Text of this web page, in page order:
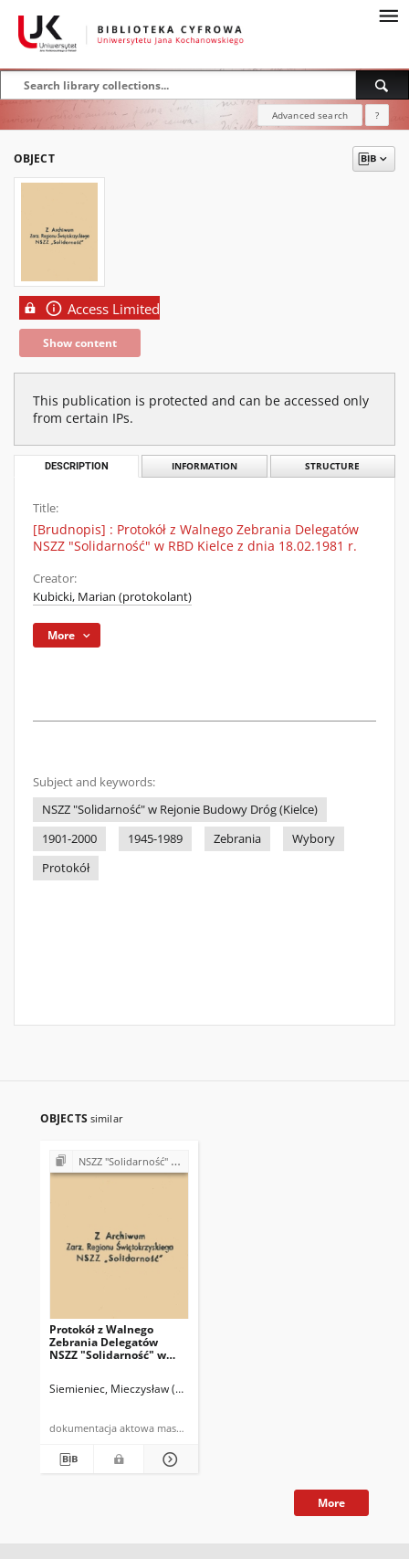
Advanced search ?
OBJECT
Access Limited
Show content
This publication is protected and can be accessed only
from certain IPs.
DESCRIPTION INFORMATION STRUCTURE
Title:
[Brudnopis] : Protokół z Walnego Zebrania Delegatów
NSZZ "Solidarność" w RBD Kielce z dnia 18.02.1981 r.
Creator:
Kubicki, Marian (protokolant)
More
Subject and keywords:
NSZZ "Solidarność" w Rejonie Budowy Dróg (Kielce)
1901-2000
1945-1989 Zebrania
Wybory
Protokół
OBJECTS similar
NSZZ "Solidarność" w Rejonie Budowy Dróg w Kielcach
Protokół z Walnego
Zebrania Delegatów
NSZZ "Solidarność" w
Siemieniec, Mieczysław (przewodniczący zebrania)
dokumentacja aktowa maszynopis
More